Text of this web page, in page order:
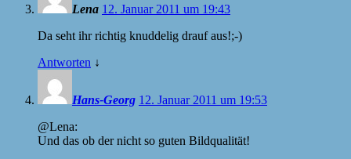
Lena 12. Januar 2011 um 19:43
Da seht ihr richtig knuddelig drauf aus!;-)
Antworten ↓
Hans-Georg 12. Januar 2011 um 19:53
@Lena:
Und das ob der nicht so guten Bildqualität!